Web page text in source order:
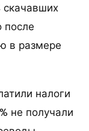
скачавших
после
в размере
налоги
не получали